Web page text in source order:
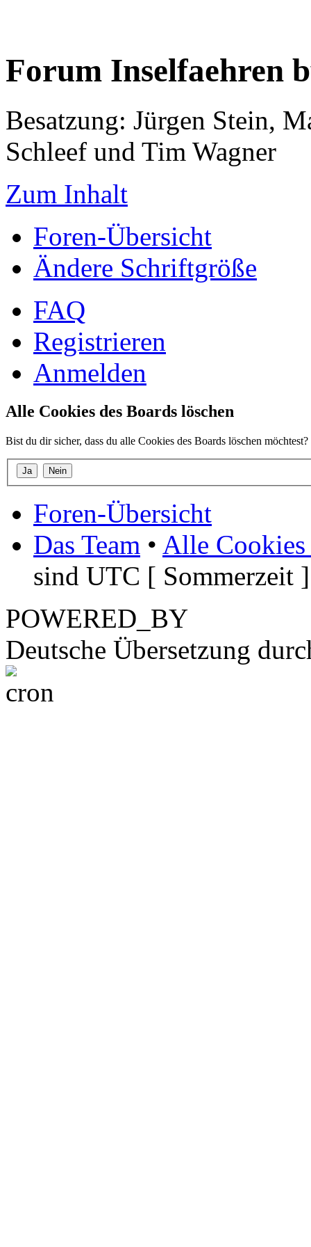
Forum Inselfaehren
Besatzung: Jürgen Stein,
Schleef und Tim Wagner
Zum Inhalt
Foren-Übersicht
Ändere Schriftgröße
FAQ
Registrieren
Anmelden
Alle Cookies des Boards löschen
Bist du dir sicher, dass du alle Cookies des Boards löschen möchtest?
Foren-Übersicht
Das Team • Alle Cookies
sind UTC [ Sommerzeit ]
POWERED_BY
Deutsche Übersetzung